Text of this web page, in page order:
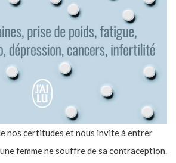
nos certitudes et nous invite à entrer
femme ne souffre de sa contraception.